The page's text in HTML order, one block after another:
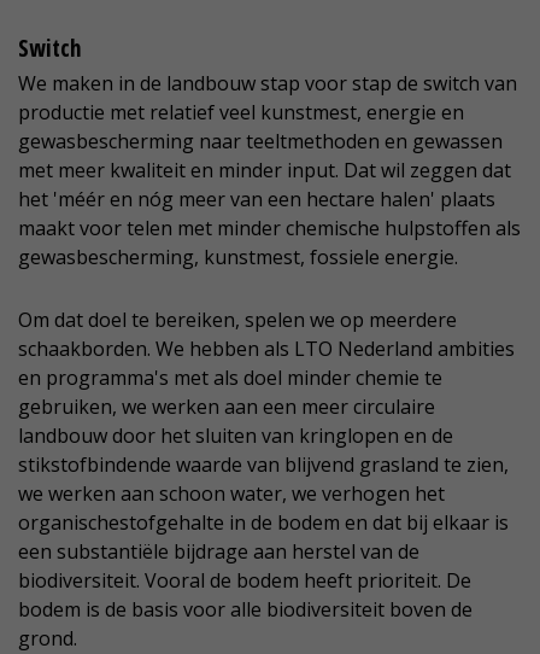
Switch
We maken in de landbouw stap voor stap de switch van
productie met relatief veel kunstmest, energie en
gewasbescherming naar teeltmethoden en gewassen
met meer kwaliteit en minder input. Dat wil zeggen dat
het 'méér en nóg meer van een hectare halen' plaats
maakt voor telen met minder chemische hulpstoffen als
gewasbescherming, kunstmest, fossiele energie.
Om dat doel te bereiken, spelen we op meerdere
schaakborden. We hebben als LTO Nederland ambities
en programma's met als doel minder chemie te
gebruiken, we werken aan een meer circulaire
landbouw door het sluiten van kringlopen en de
stikstofbindende waarde van blijvend grasland te zien,
we werken aan schoon water, we verhogen het
organischestofgehalte in de bodem en dat bij elkaar is
een substantiële bijdrage aan herstel van de
biodiversiteit. Vooral de bodem heeft prioriteit. De
bodem is de basis voor alle biodiversiteit boven de
grond.